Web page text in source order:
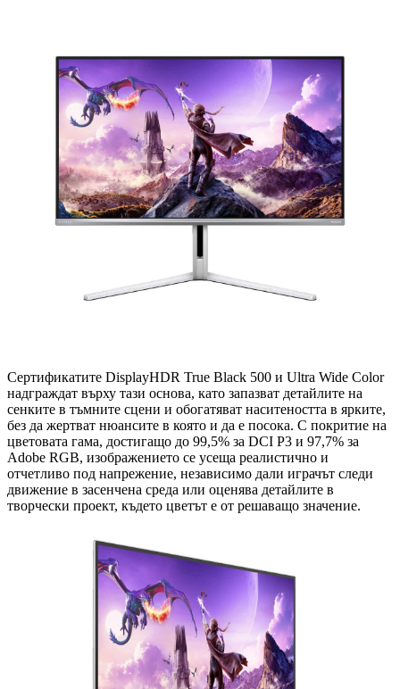
Сертификатите DisplayHDR True Black 500 и Ultra Wide Color
надграждат върху тази основа, като запазват детайлите на
сенките в тъмните сцени и обогатяват наситеността в ярките,
без да жертват нюансите в която и да е посока. С покритие на
цветовата гама, достигащо до 99,5% за DCI P3 и 97,7% за
Adobe RGB, изображението се усеща реалистично и
отчетливо под напрежение, независимо дали играчът следи
движение в засенчена среда или оценява детайлите в
творчески проект, където цветът е от решаващо значение.